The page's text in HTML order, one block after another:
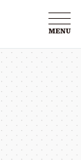
MENU